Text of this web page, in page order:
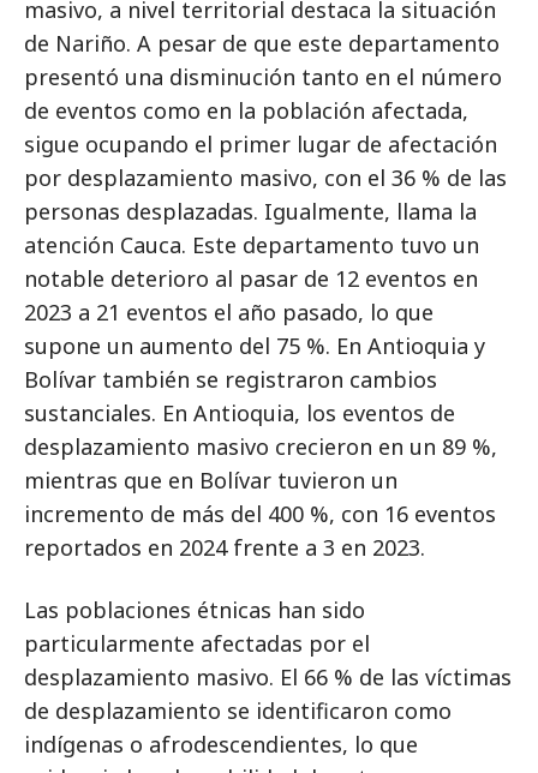
masivo, a nivel territorial destaca la situación
de Nariño. A pesar de que este departamento
presentó una disminución tanto en el número
de eventos como en la población afectada,
sigue ocupando el primer lugar de afectación
por desplazamiento masivo, con el 36 % de las
personas desplazadas. Igualmente, llama la
atención Cauca. Este departamento tuvo un
notable deterioro al pasar de 12 eventos en
2023 a 21 eventos el año pasado, lo que
supone un aumento del 75 %. En Antioquia y
Bolívar también se registraron cambios
sustanciales. En Antioquia, los eventos de
desplazamiento masivo crecieron en un 89 %,
mientras que en Bolívar tuvieron un
incremento de más del 400 %, con 16 eventos
reportados en 2024 frente a 3 en 2023.
Las poblaciones étnicas han sido
particularmente afectadas por el
desplazamiento masivo. El 66 % de las víctimas
de desplazamiento se identificaron como
indígenas o afrodescendientes, lo que